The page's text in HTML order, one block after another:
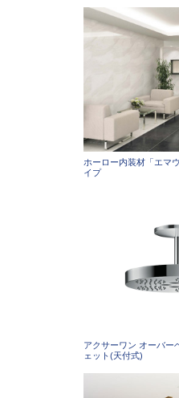
ホーロー内装材「エマ
イプ
アクサーワン オーバー
ェット(天付式)